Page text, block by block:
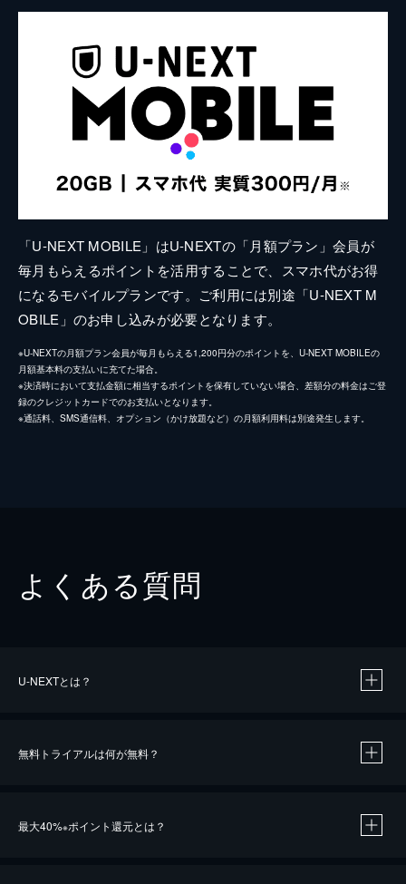
「U-NEXT MOBILE」はU-NEXTの「月額プラン」会員が
毎月もらえるポイントを活用することで、スマホ代がお得
になるモバイルプランです。ご利用には別途「U-NEXT M
OBILE」のお申し込みが必要となります。
※U-NEXTの月額プラン会員が毎月もらえる1,200円分のポイントを、U-NEXT MOBILEの
月額基本料の支払いに充てた場合。
※決済時において支払金額に相当するポイントを保有していない場合、差額分の料金はご登
録のクレジットカードでのお支払いとなります。
※通話料、SMS通信料、オプション（かけ放題など）の月額利用料は別途発生します。
よくある質問
U-NEXTとは？
無料トライアルは何が無料？
最大40%※ポイント還元とは？